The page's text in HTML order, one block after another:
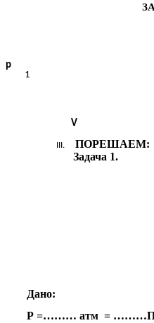
p
1
V
ПОРЕШАЕМ:
Задача 1.
Дано:
Р =……… атм =